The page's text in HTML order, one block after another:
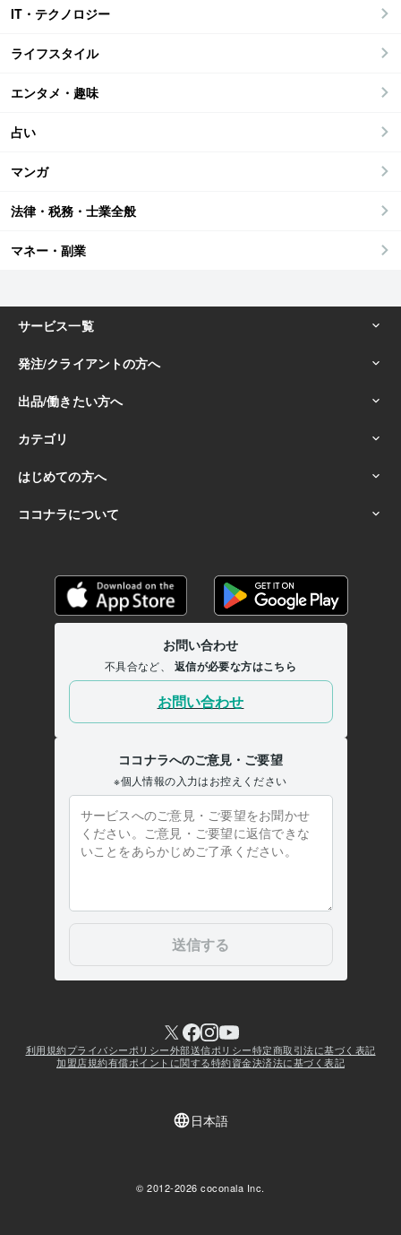
IT・テクノロジー
ライフスタイル
エンタメ・趣味
占い
マンガ
法律・税務・士業全般
マネー・副業